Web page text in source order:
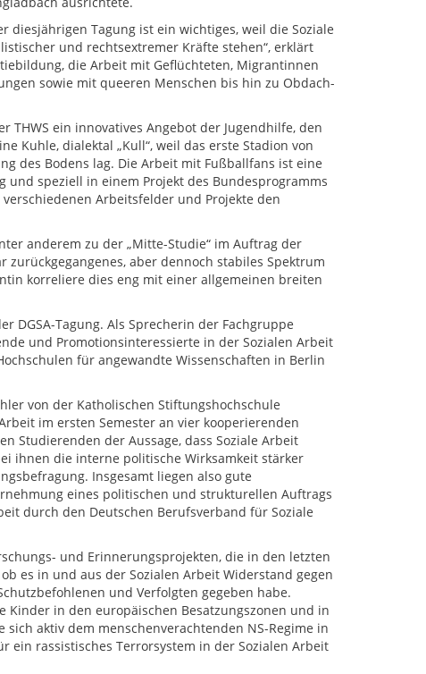
diesjährigen Tagung ist ein wichtiges, weil die Soziale
und rechtsextremer Kräfte stehen“, erklärt
die Arbeit mit Geflüchteten, Migrantinnen
sowie mit queeren Menschen bis hin zu Obdach-
ein innovatives Angebot der Jugendhilfe, den
Kuhle, dialektal „Kull“, weil das erste Stadion von
des Bodens lag. Die Arbeit mit Fußballfans ist eine
speziell in einem Projekt des Bundesprogramms
Arbeitsfelder und Projekte den
anderem zu der „Mitte-Studie“ im Auftrag der
zurückgegangenes, aber dennoch stabiles Spektrum
korreliere dies eng mit einer allgemeinen breiten
DGSA-Tagung. Als Sprecherin der Fachgruppe
und Promotionsinteressierte in der Sozialen Arbeit
für angewandte Wissenschaften in Berlin
von der Katholischen Stiftungshochschule
im ersten Semester an vier kooperierenden
Studierenden der Aussage, dass Soziale Arbeit
ihnen die interne politische Wirksamkeit stärker
Insgesamt liegen also gute
eines politischen und strukturellen Auftrags
durch den Deutschen Berufsverband für Soziale
und Erinnerungsprojekten, die in den letzten
es in und aus der Sozialen Arbeit Widerstand gegen
und Verfolgten gegeben habe.
in den europäischen Besatzungszonen und in
aktiv dem menschenverachtenden NS-Regime in
ein rassistisches Terrorsystem in der Sozialen Arbeit